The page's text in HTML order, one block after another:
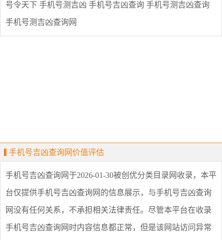
号令天下 手机号测吉凶 手机号吉凶查询 手机号测吉凶查询
手机号测吉凶查询网
手机号吉凶查询网价值评估
手机号吉凶查询网 于2026-01-30被创优分类目录网收录，本平
台仅提供手机号吉凶查询网 的信息展示，与手机号吉凶查询
网没有任何关系，不承担相关法律责任。尽管本平台在收录
手机号吉凶查询网 时内容信息都正常，但是该网站访问异常